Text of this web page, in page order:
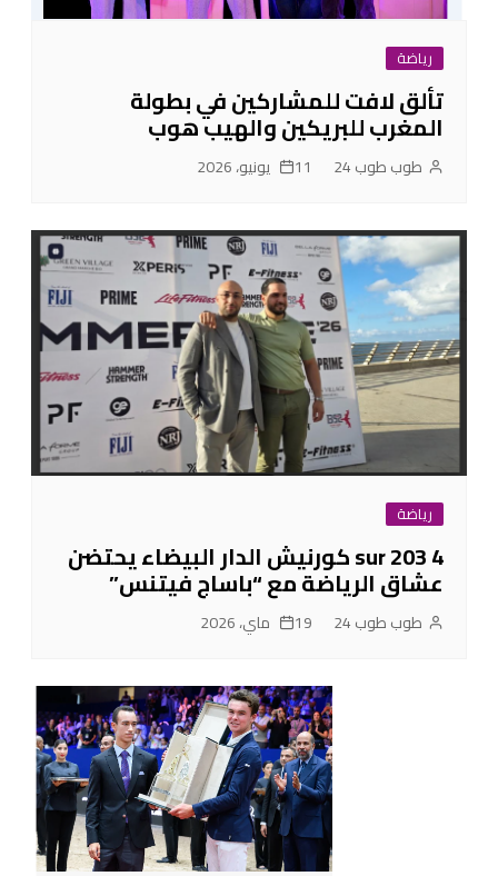
رياضة
تألق لافت للمشاركين في بطولة
المغرب للبريكين والهيب هوب
طوب طوب 24 11 يونيو، 2026
رياضة
4 sur 203 كورنيش الدار البيضاء يحتضن
عشاق الرياضة مع “باساج فيتنس”
طوب طوب 24 19 ماي، 2026